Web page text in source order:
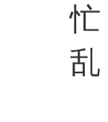
忙
乱